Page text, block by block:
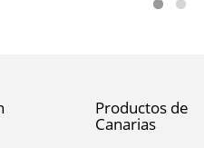
Productos de
Canarias